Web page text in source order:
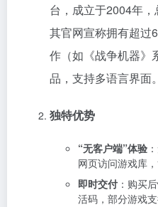
台，成立于2004年，
其官网宣称拥有超过
作（如《战争机器》
品，支持多语言界面。
独特优势
“无客户端”体验
网页访问游戏库，
即时交付 ：购买
活码，部分游戏支